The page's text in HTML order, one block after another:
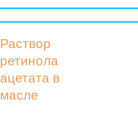
Раствор
ретинола
ацетата в
масле